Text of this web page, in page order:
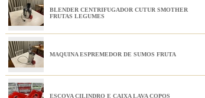
BLENDER CENTRIFUGADOR CUTUR SMOTHER
FRUTAS LEGUMES
MAQUINA ESPREMEDOR DE SUMOS FRUTA
ESCOVA CILINDRO E CAIXA LAVA COPOS